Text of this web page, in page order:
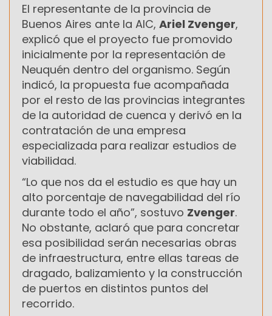
El representante de la provincia de
Buenos Aires ante la AIC, Ariel Zvenger,
explicó que el proyecto fue promovido
inicialmente por la representación de
Neuquén dentro del organismo. Según
indicó, la propuesta fue acompañada
por el resto de las provincias integrantes
de la autoridad de cuenca y derivó en la
contratación de una empresa
especializada para realizar estudios de
viabilidad.
“Lo que nos da el estudio es que hay un
alto porcentaje de navegabilidad del río
durante todo el año”, sostuvo Zvenger.
No obstante, aclaró que para concretar
esa posibilidad serán necesarias obras
de infraestructura, entre ellas tareas de
dragado, balizamiento y la construcción
de puertos en distintos puntos del
recorrido.